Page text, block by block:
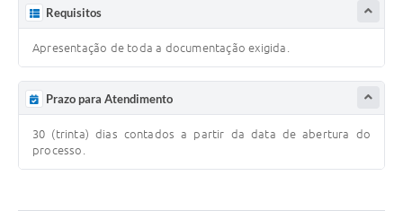
Requisitos
Apresentação de toda a documentação exigida.
Prazo para Atendimento
30 (trinta) dias contados a partir da data de abertura do
processo.